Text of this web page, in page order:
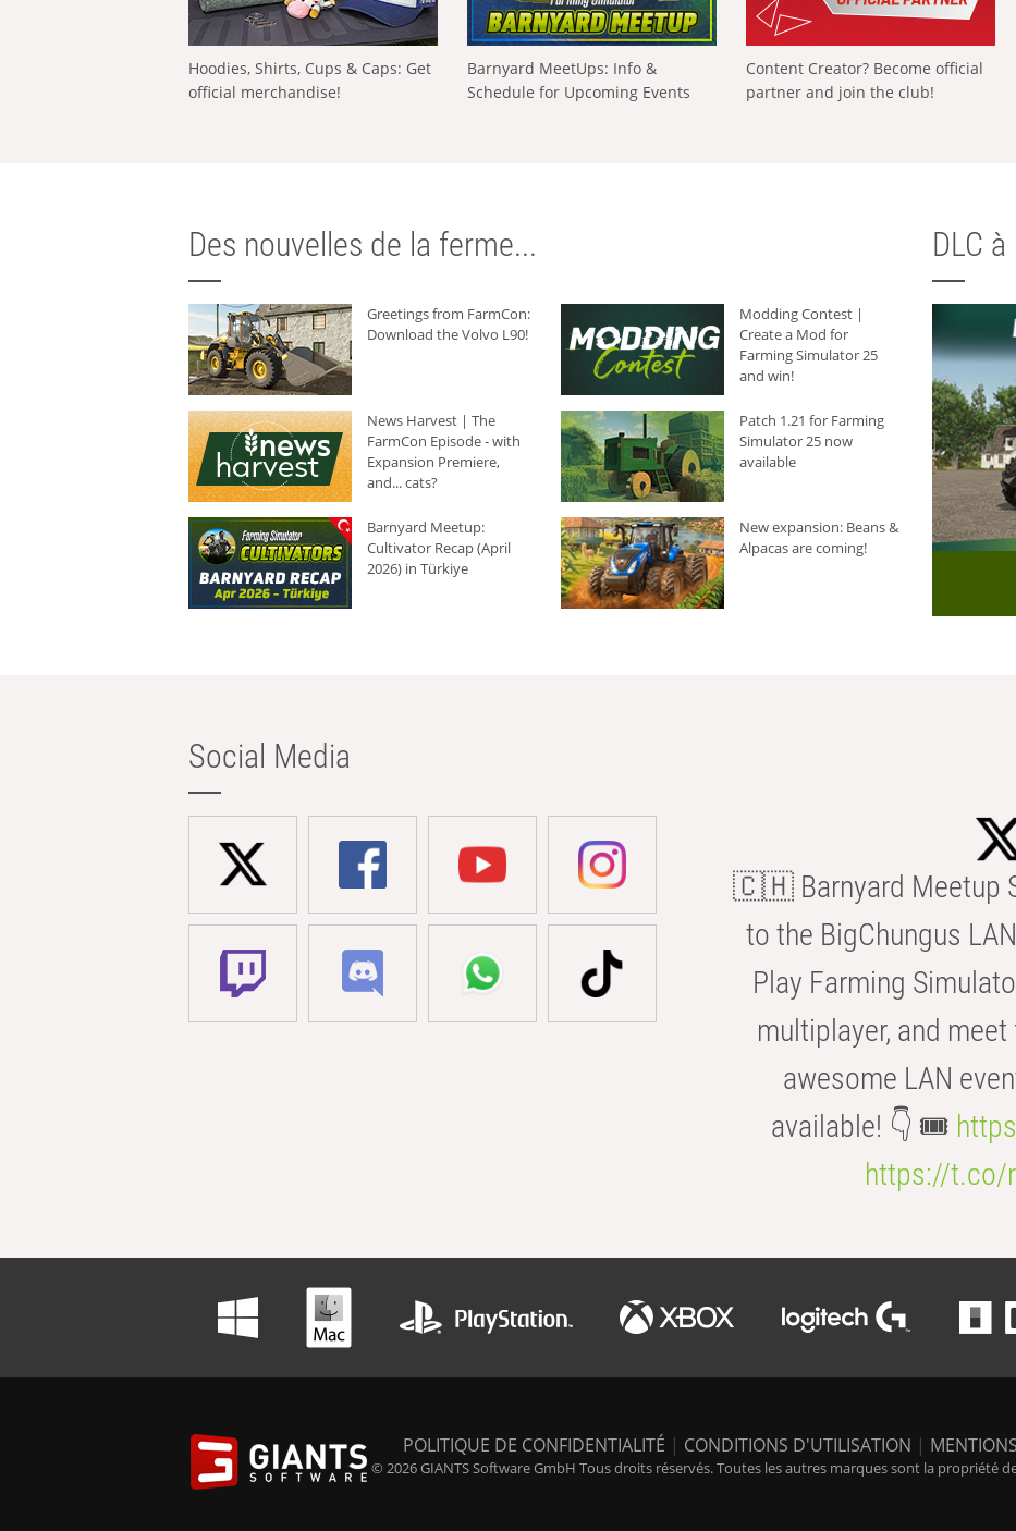
Hoodies, Shirts, Cups & Caps: Get
official merchandise!
Barnyard MeetUps: Info &
Schedule for Upcoming Events
Content Creator? Become official
partner and join the club!
Des nouvelles de la ferme...
Greetings from FarmCon:
Download the Volvo L90!
Modding Contest |
Create a Mod for
Farming Simulator 25
and win!
News Harvest | The
FarmCon Episode - with
Expansion Premiere,
and... cats?
Patch 1.21 for Farming
Simulator 25 now
available
Barnyard Meetup:
Cultivator Recap (April
2026) in Türkiye
New expansion: Beans &
Alpacas are coming!
DLC
Social Media
🇨🇭 Barnyard Meetup
to the BigChungus
Play Farming
multiplayer, and
awesome LAN
available! 👇 🎟️
https://t.co/
POLITIQUE DE CONFIDENTIALITÉ | CONDITIONS D'UTILISATION |
© 2026 GIANTS Software GmbH Tous droits réservés. Toutes les autres marques sont la propriété